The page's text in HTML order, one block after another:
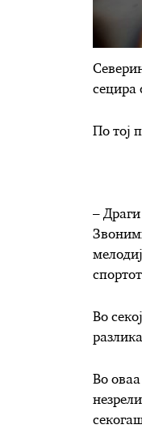
сецира
По тој
– Драги
Во
Во